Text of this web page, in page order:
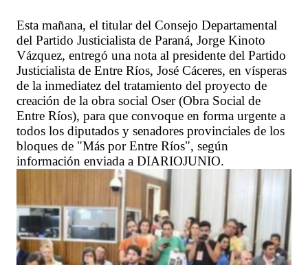
Esta mañana, el titular del Consejo Departamental
del Partido Justicialista de Paraná, Jorge Kinoto
Vázquez, entregó una nota al presidente del Partido
Justicialista de Entre Ríos, José Cáceres, en vísperas
de la inmediatez del tratamiento del proyecto de
creación de la obra social Oser (Obra Social de
Entre Ríos), para que convoque en forma urgente a
todos los diputados y senadores provinciales de los
bloques de "Más por Entre Ríos", según
información enviada a DIARIOJUNIO.